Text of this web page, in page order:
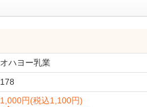
オハヨー乳業
178
1,000円(税込1,100円)